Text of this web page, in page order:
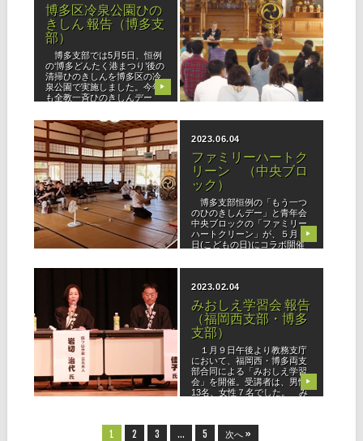
博多区冷泉公園ひの
きしん 報告（博多支
部）
博多支部では5月5日、恒例
の‘博多どんたく港まつり’後の
清掃ひのきしんを博多区の冷
泉公園で実施しました。今年
も全教一斉ひのきしんデー
中止となりましたが、5日は
結構なお天気の下、皆心一つ
になって
▶
第1回ようぼく一斉
活動日 報告
◆博多支部 博多支部は鎭西
大教会を会場に開催しまし
た。朝8時より会場設営に取
り掛かり、JR千早駅からの送
迎バスも設定して、参加の皆
様をお迎えしました。 10時
より開会、全員で心一つに
2023.10.02
立教186年全教一斉
にをいがけデー 開催
◆博多支部 博多支部では、
３日間、３カ所の教会を拠点
に実動１時間と時間を仕切っ
て実施しました。 初日は、
多くの人が利用されているJR
吉塚駅に向かって「神名流
し」と駅での「路傍講演」を
▶
2023.06.04
ファミリーハートク
リーン （中央ブロ
ック）
博多支部恒例の「もう一つ
のひのきしんデー」と青年会
中央ブロックの「ファミリー
ハートクリーン」が、５月５
日(こどもの日)にコラボ開催
ばし、結
▶
2023.04.03
シンポジウム「教会
発展の道標」（南
部・北部・中央）
■南部ブロック 石橋文化セ
ンター共同ホール（久留米
市）を会場に67名の参加者が
集う中、三年千日活動をさら
なる勇み心で「今までよりプ
ストを迎えて開催されまし
▶
2023.02.04
みおしえ学習会 報告
（福岡西支部・博多
支部）
１月９日午後より教務支庁
において、福岡西・博多両支
部合同による「みおしえ学習
会」を開催。受講者は、男性
13名、女性７名でした。 み
ん、布教所長さんがプログラ
ムの特徴と流
▶
1 2 3 … 5 次へ »